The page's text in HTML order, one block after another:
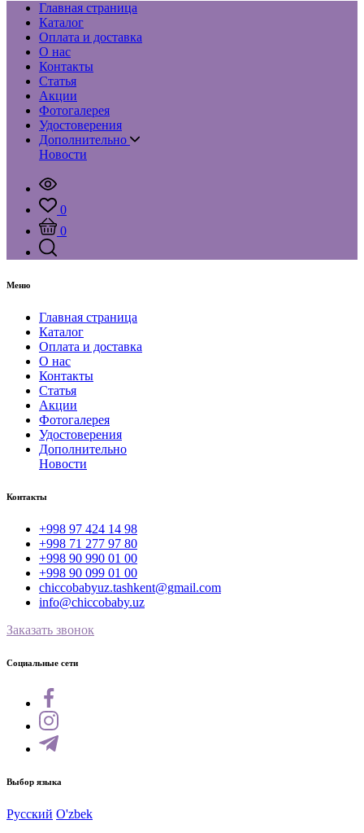
Главная страница
Каталог
Оплата и доставка
О нас
Контакты
Статья
Акции
Фотогалерея
Удостоверения
Дополнительно
Новости
0
0
Меню
Главная страница
Каталог
Оплата и доставка
О нас
Контакты
Статья
Акции
Фотогалерея
Удостоверения
Дополнительно
Новости
Контакты
+998 97 424 14 98
+998 71 277 97 80
+998 90 990 01 00
+998 90 099 01 00
chiccobabyuz.tashkent@gmail.com
info@chiccobaby.uz
Заказать звонок
Социальные сети
Выбор языка
Русский O'zbek